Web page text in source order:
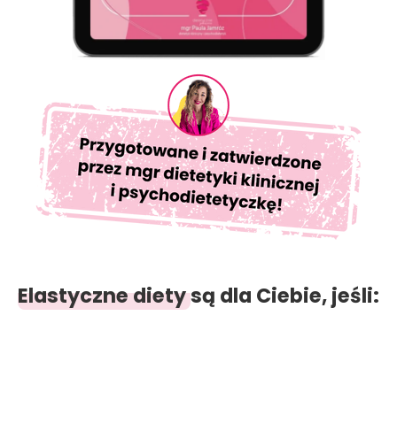
Elastyczne dietysą dla Ciebie, jeśli:​